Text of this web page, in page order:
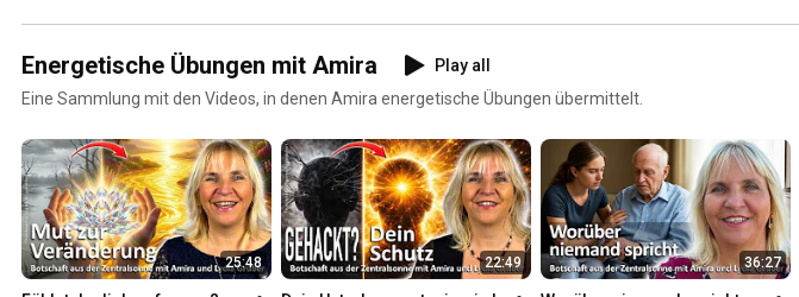
Energetische Übungen mit Amira
Play all
Eine Sammlung mit den Videos, in denen Amira energetische Übungen übermittelt.
25:48 22:49 36:27